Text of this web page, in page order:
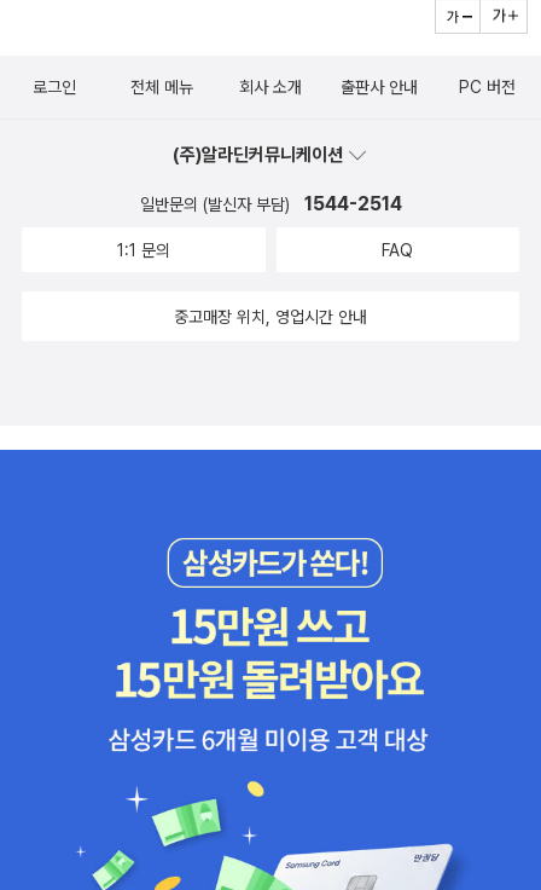
로그인 전체 메뉴 회사 소개 출판사 안내 PC 버전
(주)알라딘커뮤니케이션
일반문의 (발신자 부담) 1544-2514
1:1 문의 FAQ
중고매장 위치, 영업시간 안내